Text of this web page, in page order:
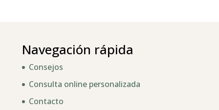
Navegación rápida
Consejos
Consulta online personalizada
Contacto